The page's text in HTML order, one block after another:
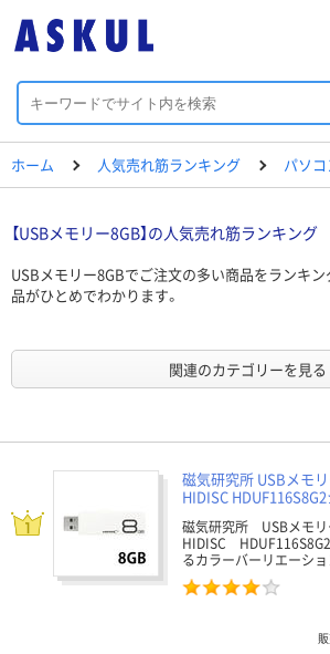
ホーム 人気売れ筋ランキング パソ
【USBメモリー8GB】の人気売れ筋ランキング
USBメモリー8GBでご注文の多い商品をランキン
品がひとめでわかります。
関連のカテゴリーを見る
磁気研究所 USBメモ
HIDISC
磁気研究所 USBメモ
HIDISC
るカラーバーリエーシ
販